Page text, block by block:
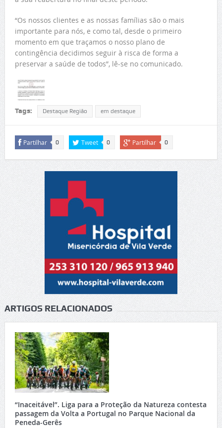
“Os nossos clientes e as nossas famílias são o mais
importante para nós, e como tal, desde o primeiro
momento em que traçamos o nosso plano de
contingência decidimos seguir à risca de forma a
preservar a saúde de todos”, lê-se no comunicado.
Tags: Destaque Região em destaque
Partilhar 0 Tweet 0 Partilhar 0
ARTIGOS RELACIONADOS
“Inaceitável”. Liga para a Proteção da Natureza contesta
passagem da Volta a Portugal no Parque Nacional da
Peneda-Gerês